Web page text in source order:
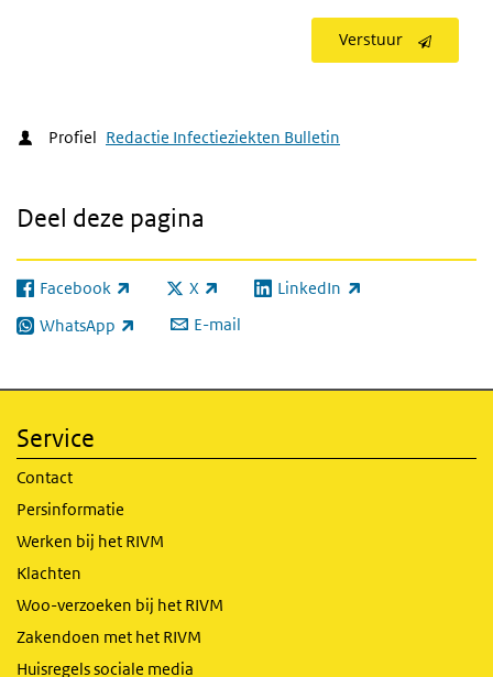
Verstuur
Profiel Redactie Infectieziekten Bulletin
Deel deze pagina
Facebook
(externe link) X
(externe link) LinkedIn
(externe link)
WhatsApp
(externe link) E-mail
Service
Contact
Persinformatie
Werken bij het RIVM
Klachten
Woo-verzoeken bij het RIVM
Zakendoen met het RIVM
Huisregels sociale media